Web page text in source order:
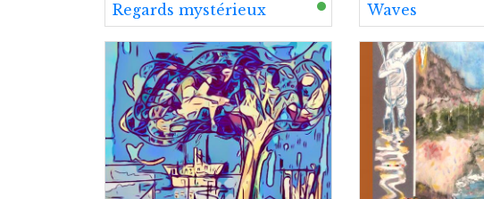
Regards mystérieux Waves